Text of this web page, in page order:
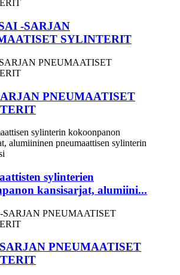
-SARJAN
SYLINTERIT
PNEUMAATISET
sylinterien
kansisarjat, alumiini...
PNEUMAATISET